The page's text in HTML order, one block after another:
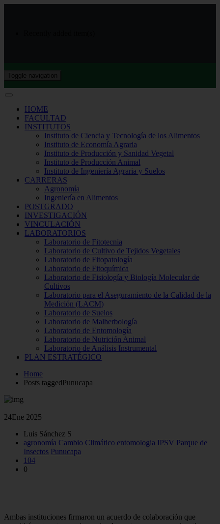
Toggle navigation
HOME
FACULTAD
INSTITUTOS
Instituto de Ciencia y Tecnología de los Alimentos
Instituto de Economía Agraria
Instituto de Producción y Sanidad Vegetal
Instituto de Producción Animal
Instituto de Ingeniería Agraria y Suelos
CARRERAS
Agronomía
Ingeniería en Alimentos
POSTGRADO
INVESTIGACIÓN
VINCULACIÓN
LABORATORIOS
Laboratorio de Fitotecnia
Laboratorio de Cultivo de Tejidos Vegetales
Laboratorio de Fitopatología
Laboratorio de Fitoquímica
Laboratorio de Fisiología y Biología Molecular de
Cultivos
Laboratorio para el Aseguramiento de la Calidad de la
Medición (LACM)
Laboratorio de Suelos
Laboratorio de Malherbología
Laboratorio de Entomología
Laboratorio de Nutrición Animal
Laboratorio de Análisis Instrumental
PLAN ESTRATÉGICO
Home
Posts taggedPunucapa
24Ene 2025
Luis Sánchez S
agronomía Cambio Climático entomologia IPSV Parque de
Insectos Punucapa
104
0
Ambas instituciones firmaron un acuerdo de colaboración que